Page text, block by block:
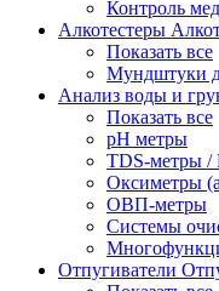
Контроль
Алкотестеры
Показать все
Мундштуки
Анализ воды и
Показать все
pH метры
TDS-метры /
Оксиметры
ОВП-метры
Системы
Отпугиватели